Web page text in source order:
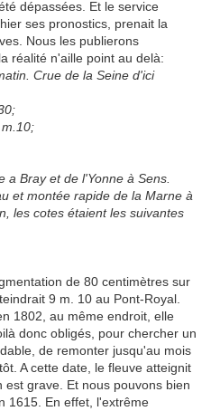
dépassées. Et le service
ses pronostics, prenait la
Nous les publierons
réalité n'aille point au delà:
Crue de la Seine d'ici
a Bray et de l'Yonne à Sens.
et montée rapide de la Marne à
les cotes étaient les suivantes
de 80 centimètres sur
9 m. 10 au Pont-Royal.
1802, au même endroit, elle
donc obligés, pour chercher un
de remonter jusqu'au mois
A cette date, le fleuve atteignit
grave. Et nous pouvons bien
1615. En effet, l'extrême